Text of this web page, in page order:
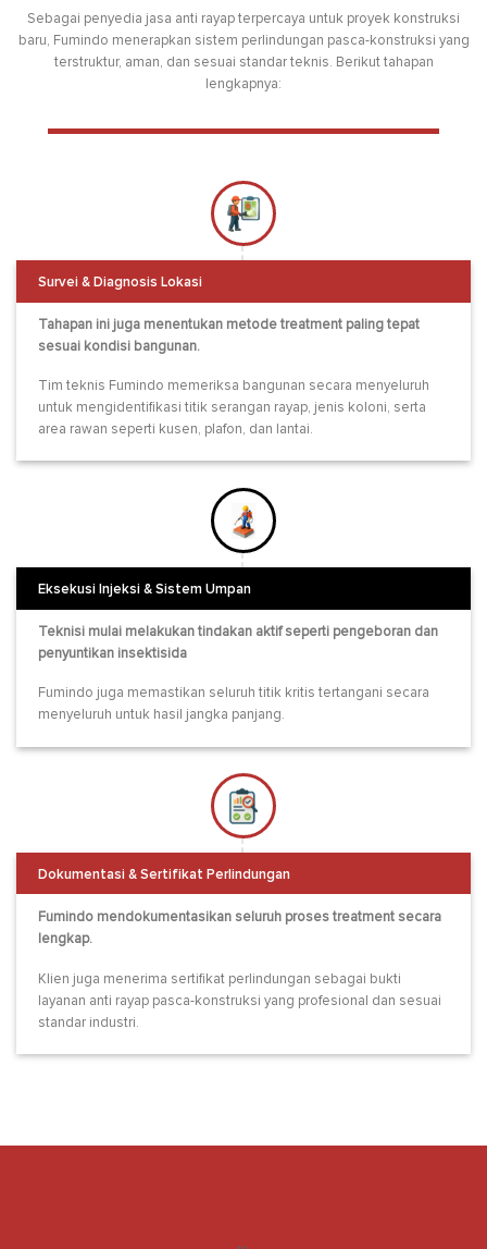
Sebagai penyedia jasa anti rayap terpercaya untuk proyek konstruksi
baru, Fumindo menerapkan sistem perlindungan pasca-konstruksi yang
terstruktur, aman, dan sesuai standar teknis. Berikut tahapan
lengkapnya:
Survei & Diagnosis Lokasi
Tahapan ini juga menentukan metode treatment paling tepat
sesuai kondisi bangunan.
Tim teknis Fumindo memeriksa bangunan secara menyeluruh
untuk mengidentifikasi titik serangan rayap, jenis koloni, serta
area rawan seperti kusen, plafon, dan lantai.
Eksekusi Injeksi & Sistem Umpan
Teknisi mulai melakukan tindakan aktif seperti pengeboran dan
penyuntikan insektisida
Fumindo juga memastikan seluruh titik kritis tertangani secara
menyeluruh untuk hasil jangka panjang.
Dokumentasi & Sertifikat Perlindungan
Fumindo mendokumentasikan seluruh proses treatment secara
lengkap.
Klien juga menerima sertifikat perlindungan sebagai bukti
layanan anti rayap pasca-konstruksi yang profesional dan sesuai
standar industri.